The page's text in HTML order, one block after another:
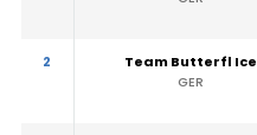
2
Team Butterfl Ice
GER